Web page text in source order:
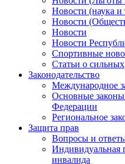
Новости (наука и
Новости
Новости
Новости
Спортивные
Статьи о сильных
Законодательство
Международное
Основные
Федерации
Региональное
Защита прав
Вопросы и
Индивидуальная
инвалида